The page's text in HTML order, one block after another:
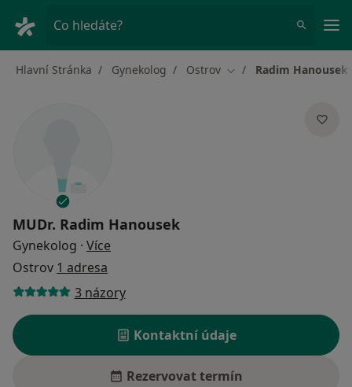
Co hledáte?
Hlavní Stránka Gynekolog Ostrov Změna města
Radim Hanousek
MUDr. Radim Hanousek
Gynekolog · Více
Ostrov 1 adresa
3 názory
Kontaktní údaje
Rezervovat termín